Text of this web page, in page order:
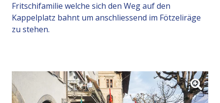
Fritschifamilie welche sich den Weg auf den
Kappelplatz bahnt um anschliessend im Fötzeliräge
zu stehen.